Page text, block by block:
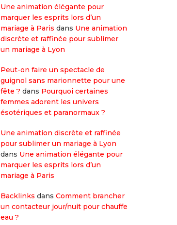
Une animation élégante pour
marquer les esprits lors d’un
mariage à Paris dans Une animation
discrète et raffinée pour sublimer
un mariage à Lyon
Peut-on faire un spectacle de
guignol sans marionnette pour une
fête ? dans Pourquoi certaines
femmes adorent les univers
ésotériques et paranormaux ?
Une animation discrète et raffinée
pour sublimer un mariage à Lyon
dans Une animation élégante pour
marquer les esprits lors d’un
mariage à Paris
Backlinks dans Comment brancher
un contacteur jour/nuit pour chauffe
eau ?